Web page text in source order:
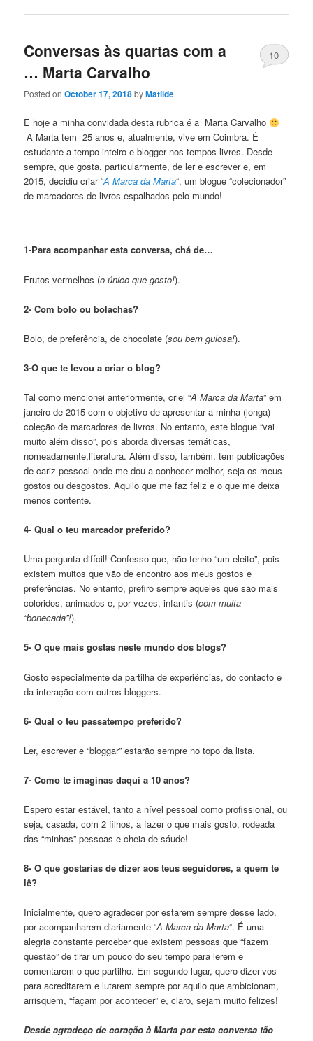
Conversas às quartas com a
… Marta Carvalho
Posted onOctober 17, 2018byMatilde
10
E hoje a minha convidada desta rubrica é a Marta Carvalho
A Marta tem 25 anos e, atualmente, vive em Coimbra. É
estudante a tempo inteiro e blogger nos tempos livres. Desde
sempre, que gosta, particularmente, de ler e escrever e, em
2015, decidiu criar “A Marca da Marta“, um blogue “colecionador”
de marcadores de livros espalhados pelo mundo!
1-Para acompanhar esta conversa, chá de…
Frutos vermelhos (o único que gosto!).
2- Com bolo ou bolachas?
Bolo, de preferência, de chocolate (sou bem gulosa!).
3-O que te levou a criar o blog?
Tal como mencionei anteriormente, criei “A Marca da Marta” em
janeiro de 2015 com o objetivo de apresentar a minha (longa)
coleção de marcadores de livros. No entanto, este blogue “vai
muito além disso”, pois aborda diversas temáticas,
nomeadamente,literatura. Além disso, também, tem publicações
de cariz pessoal onde me dou a conhecer melhor, seja os meus
gostos ou desgostos. Aquilo que me faz feliz e o que me deixa
menos contente.
4- Qual o teu marcador preferido?
Uma pergunta difícil! Confesso que, não tenho “um eleito”, pois
existem muitos que vão de encontro aos meus gostos e
preferências. No entanto, prefiro sempre aqueles que são mais
coloridos, animados e, por vezes, infantis (com muita
“bonecada”!).
5- O que mais gostas neste mundo dos blogs?
Gosto especialmente da partilha de experiências, do contacto e
da interação com outros bloggers.
6- Qual o teu passatempo preferido?
Ler, escrever e “bloggar” estarão sempre no topo da lista.
7- Como te imaginas daqui a 10 anos?
Espero estar estável, tanto a nível pessoal como profissional, ou
seja, casada, com 2 filhos, a fazer o que mais gosto, rodeada
das “minhas” pessoas e cheia de sáude!
8- O que gostarias de dizer aos teus seguidores, a quem te
lê?
Inicialmente, quero agradecer por estarem sempre desse lado,
por acompanharem diariamente “A Marca da Marta“. É uma
alegria constante perceber que existem pessoas que “fazem
questão” de tirar um pouco do seu tempo para lerem e
comentarem o que partilho. Em segundo lugar, quero dizer-vos
para acreditarem e lutarem sempre por aquilo que ambicionam,
arrisquem, “façam por acontecer” e, claro, sejam muito felizes!
Desde agradeço de coração à Marta por esta conversa tão